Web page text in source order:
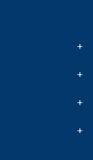
+
+
+
+